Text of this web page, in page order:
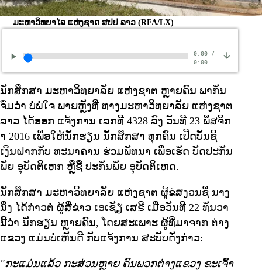
ມະຫາວິທຍາໄລ ແຫ່ງຊາດ ສປປ ລາວ(RFA/LX)
0:00/
0:00
ນັກສຶກສາ ມະຫາວິທຍາລັຍ ແຫ່ງຊາຕ ຫຼາຍຄົນ ພາກັນ
ຈົ່ມວ່າ ບໍ່ພໍໃຈ ພາຍຫຼັງທີ່ ທາງມະຫາວິທຍາລັຍ ແຫ່ງຊາຕ
ລາວ ໄດ້ອອກ ແຈ້ງການ ເລກທີ 4328 ລົງ ວັນທີ 23 ພຶສຈິກ
າ 2016 ເພື່ອໃຫ້ນັກຮຽນ ນັກສຶກສາ ທຸກຄົນ ເປີດບັນຊີ
ເງິນຝາກກັບ ທະນາຄານ ຮ່ວມພັທນາ ເພື່ອເຮັດ ບັດປະກັນ
ພັຍ ອຸບັດຕິເຫກ ຫຼືຊື້ ປະກັນພັຍ ອຸບັດຕິເຫດ.
ນັກສຶກສາ ມະຫາວິທຍາລັຍ ແຫ່ງຊາຕ ຜູ້ຂໍສງວນຊື່ ນາງ
ນຶ່ງ ໄດ້ກ່າວຕໍ່ ຜູ້ສື່ຂ່າວ ເອເຊັຽ ເສຣີ ເມື່ອວັນທີ 22 ທັນວາ
ນີ້ວ່າ ນັກຮຽນ ຫຼາຍຄົນ, ໂດຍສະເພາະ ຜູ້ທີ່ມາຈາກ ຕ່າງ
ແຂວງ ແມ່ນບໍ່ເຫັນດີ ກັບແຈ້ງການ ສະບັບດັ່ງກ່າວ:
"ກະແມ່ນແລ້ວ ກະສ່ວນຫຼາຍ ຄົນພວກຕ່າງແຂວງ ຂະເຈົ້າ